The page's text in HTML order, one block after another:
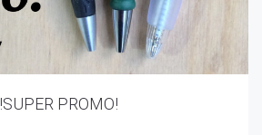
!SUPER PROMO!